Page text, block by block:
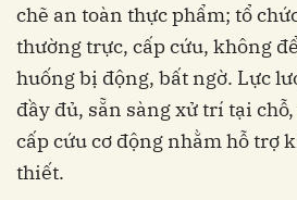
chẽ an toàn thực phẩm; tổ
thường trực, cấp cứu, không
huống bị động, bất ngờ. Lực
đầy đủ, sẵn sàng xử trí tại
cấp cứu cơ động nhằm hỗ trợ
thiết.